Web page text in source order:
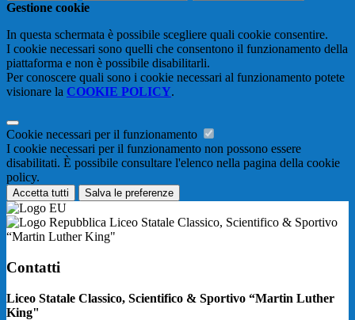
Gestione cookie
In questa schermata è possibile scegliere quali cookie consentire.
I cookie necessari sono quelli che consentono il funzionamento della
piattaforma e non è possibile disabilitarli.
Per conoscere quali sono i cookie necessari al funzionamento potete
visionare la COOKIE POLICY.
Cookie necessari per il funzionamento
I cookie necessari per il funzionamento non possono essere
disabilitati. È possibile consultare l'elenco nella pagina della cookie
policy.
Accetta tutti Salva le preferenze
Liceo Statale Classico, Scientifico & Sportivo
“Martin Luther King"
Contatti
Liceo Statale Classico, Scientifico & Sportivo “Martin Luther
King"